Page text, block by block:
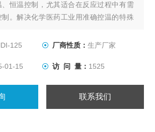
恒温控制，尤其适合在反应过程中有需
。解决化学医药工业用准确控温的特殊
恒温系统。
125 厂商性质： 生产厂家
01-15 访 问 量： 1525
联系我们